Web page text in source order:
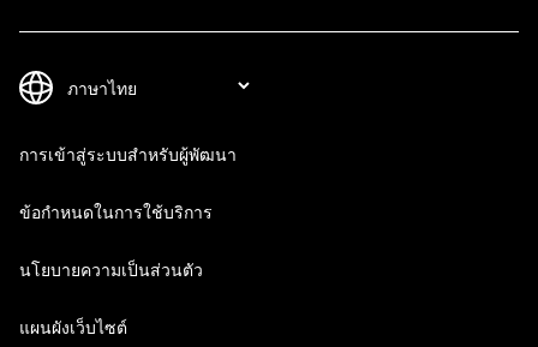
การเข้าสู่ระบบสำหรับผู้พัฒนา
ข้อกำหนดในการใช้บริการ
นโยบายความเป็นส่วนตัว
แผนผังเว็บไซต์